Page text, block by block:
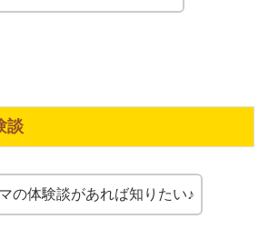
談
の体験談があれば知りたい♪